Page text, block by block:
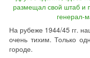
На рубеже 1944/45 гг.
очень тихим. Только
городе.